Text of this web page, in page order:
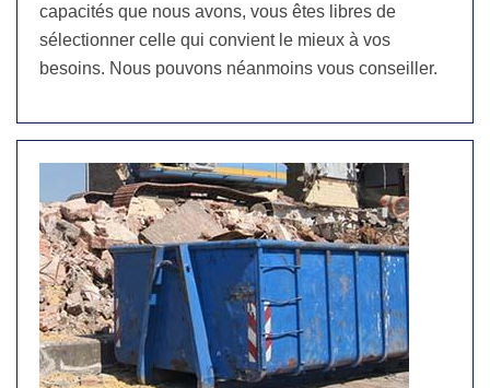
capacités que nous avons, vous êtes libres de
sélectionner celle qui convient le mieux à vos
besoins. Nous pouvons néanmoins vous conseiller.